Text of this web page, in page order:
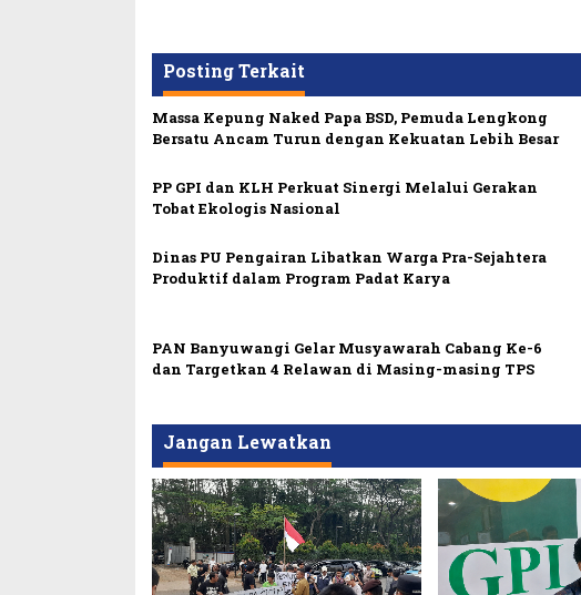
Posting Terkait
Massa Kepung Naked Papa BSD, Pemuda Lengkong
Bersatu Ancam Turun dengan Kekuatan Lebih Besar
PP GPI dan KLH Perkuat Sinergi Melalui Gerakan
Tobat Ekologis Nasional
Dinas PU Pengairan Libatkan Warga Pra-Sejahtera
Produktif dalam Program Padat Karya
PAN Banyuwangi Gelar Musyawarah Cabang Ke-6
dan Targetkan 4 Relawan di Masing-masing TPS
Jangan Lewatkan